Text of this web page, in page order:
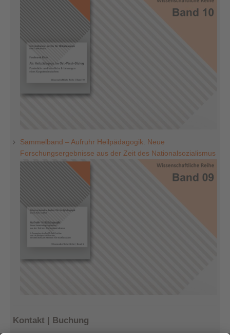
Sammelband – Aufruhr Heilpädagogik. Neue
Forschungsergebnisse aus der Zeit des Nationalsozialismus
Kontakt | Buchung